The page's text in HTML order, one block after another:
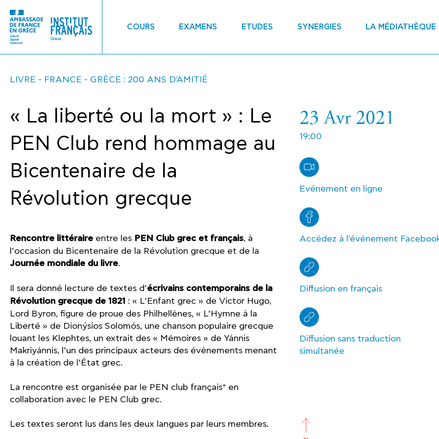
COURS EXAMENS ETUDES SYNERGIES LA MÉDIATHÈQUE
LIVRE FRANCE - GRÈCE : 200 ANS D'AMITIÉ
« La liberté ou la mort » : Le
PEN Club rend hommage au
Bicentenaire de la
Révolution grecque
Rencontre littéraire entre les PEN Club grec et français, à
l’occasion du Bicentenaire de la Révolution grecque et de la
Journée mondiale du livre.
Il sera donné lecture de textes d’écrivains contemporains de la
Révolution grecque de 1821 : « L’Enfant grec » de Victor Hugo,
Lord Byron, figure de proue des Philhellènes, « L’Hymne à la
Liberté » de Dionýsios Solomós, une chanson populaire grecque
louant les Klephtes, un extrait des « Mémoires » de Yánnis
Makriyánnis, l’un des principaux acteurs des évènements menant
à la création de l’État grec.
La rencontre est organisée par le PEN club français* en
collaboration avec le PEN Club grec.
Les textes seront lus dans les deux langues par leurs membres.
23 Avr 2021
19:00
Evénement en ligne
Accédez à l'événement
Diffusion en français
Diffusion sans traduction
simultanée